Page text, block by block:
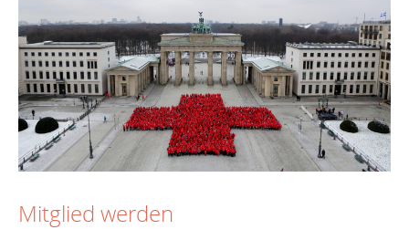
Mitglied werden